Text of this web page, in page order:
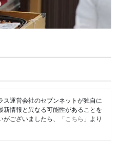
ス運営会社のセブンネットが独自に
情報と異なる可能性があることを
がございましたら、「 こちら 」より